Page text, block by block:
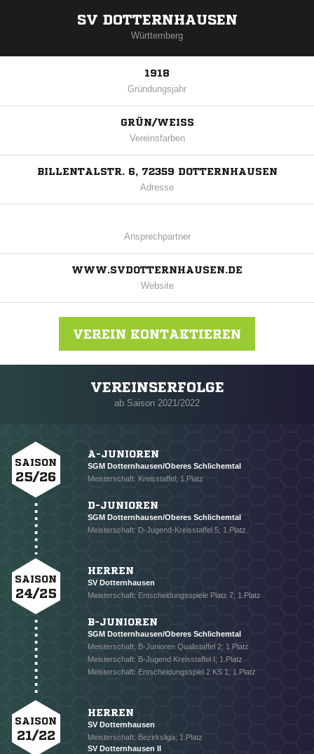
SV DOTTERNHAUSEN
Württemberg
1918
Gründungsjahr
GRÜN/WEISS
Vereinsfarben
BILLENTALSTR. 6, 72359 DOTTERNHAUSEN
Adresse
Ansprechpartner
WWW.SVDOTTERNHAUSEN.DE
Website
VEREIN KONTAKTIEREN
Nachricht an SV Dotternhausen
NACHRICHT SENDEN
VEREINSERFOLGE
ab Saison 2021/2022
SAISON
25/26
A-JUNIOREN
SGM Dotternhausen/Oberes Schlichemtal
Meisterschaft: Kreisstaffel; 1.Platz
D-JUNIOREN
SGM Dotternhausen/Oberes Schlichemtal
Meisterschaft: D-Jugend-Kreisstaffel 5; 1.Platz
SAISON
24/25
HERREN
SV Dotternhausen
Meisterschaft: Entscheidungsspiele Platz 7; 1.Platz
B-JUNIOREN
SGM Dotternhausen/Oberes Schlichemtal
Meisterschaft: B-Junioren Qualistaffel 2; 1.Platz
Meisterschaft: B-Jugend Kreisstaffel I; 1.Platz
Meisterschaft: Entscheidungsspiel 2 KS 1; 1.Platz
SAISON
21/22
HERREN
SV Dotternhausen
Meisterschaft: Bezirksliga; 1.Platz
SV Dotternhausen II